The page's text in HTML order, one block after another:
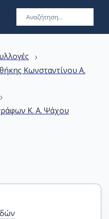
›
Kωνσταντίνου A.
›
Κ. Α. Ψάχου